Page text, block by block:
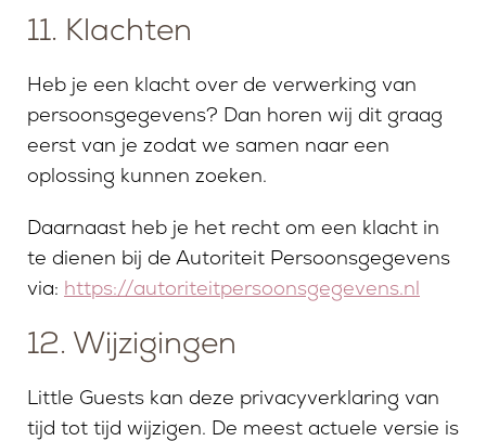
11. Klachten
Heb je een klacht over de verwerking van
persoonsgegevens? Dan horen wij dit graag
eerst van je zodat we samen naar een
oplossing kunnen zoeken.
Daarnaast heb je het recht om een klacht in
te dienen bij de Autoriteit Persoonsgegevens
via: https://autoriteitpersoonsgegevens.nl
12. Wijzigingen
Little Guests kan deze privacyverklaring van
tijd tot tijd wijzigen. De meest actuele versie is